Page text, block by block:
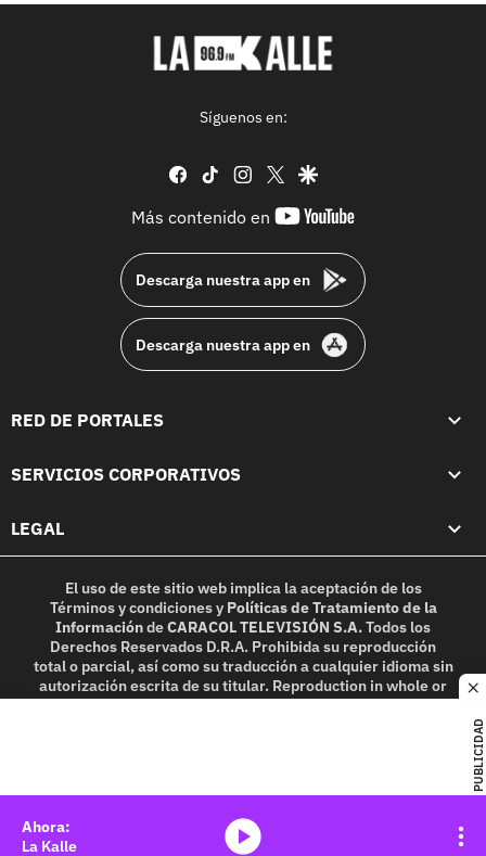
PUBLICIDAD
Síguenos en:
facebook
tiktok instagram
twittergoogle
Más contenido en
youtube-
Descarga nuestra app en
Descarga nuestra app en
RED DE PORTALES
SERVICIOS CORPORATIVOS
LEGAL
El uso de este sitio web implica la aceptación de los
Términos y condicionesy Políticas de Tratamiento de la
InformacióndeCARACOL TELEVISIÓN S.A.Todos los
Derechos Reservados D.R.A. Prohibida su reproducción
total o parcial, así como su traducción a cualquier idioma sin
autorización escrita de su titular. Reproduction in whole or
La Kalle